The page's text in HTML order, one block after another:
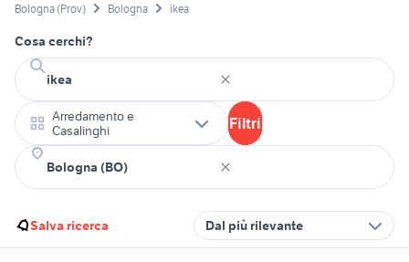
Bologna (Prov)
Bologna ikea
Cosa cerchi?
Arredamento e
Casalinghi
Filtri
Salva ricerca Dal più rilevante